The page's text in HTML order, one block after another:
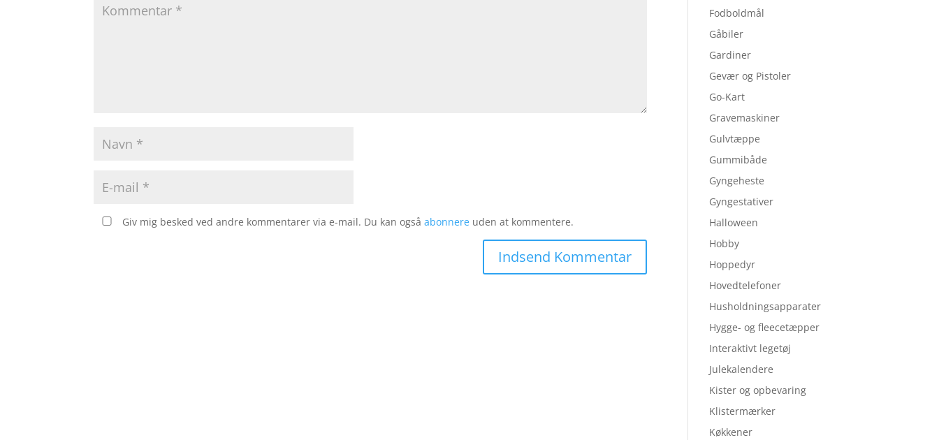
Giv mig besked ved andre kommentarer via e-mail. Du kan ogsåabonnere uden at kommentere.
Fodboldmål
Gåbiler
Gardiner
Gevær og Pistoler
Go-Kart
Gravemaskiner
Gulvtæppe
Gummibåde
Gyngeheste
Gyngestativer
Halloween
Hobby
Hoppedyr
Hovedtelefoner
Husholdningsapparater
Hygge- og fleecetæpper
Interaktivt legetøj
Julekalendere
Kister og opbevaring
Klistermærker
Køkkener